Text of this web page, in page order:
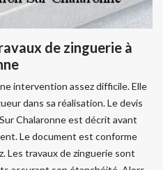
de zinguerie à
intervention assez difficile. Elle
dans sa réalisation. Le devis
Chalaronne est décrit avant
Le document est conforme
Les travaux de zinguerie sont